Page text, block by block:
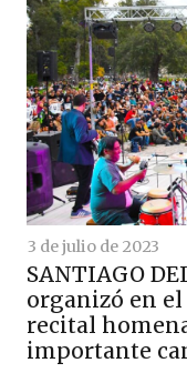
3 de julio de 2023
SANTIAGO
organizó en
recital
importante